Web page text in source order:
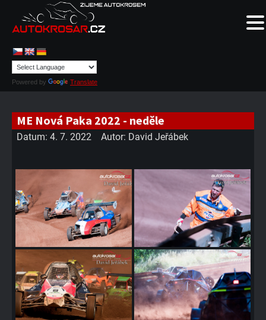
Powered by Translate
ME Nová Paka 2022 - neděle
Datum: 4. 7. 2022 Autor: David Jeřábek